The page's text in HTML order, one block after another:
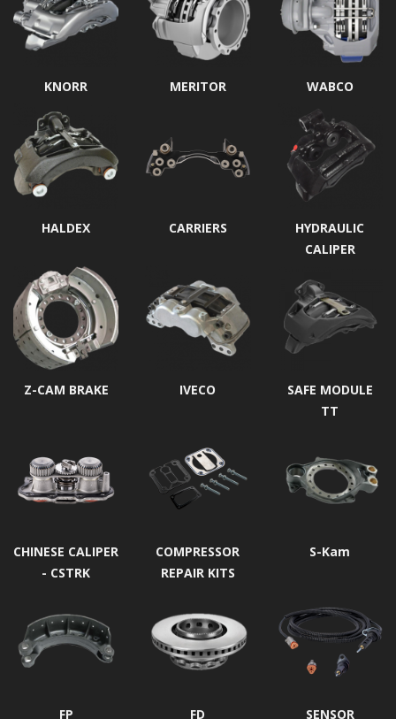
KNORR MERITOR WABCO
HALDEX CARRIERS
HYDRAULIC
CALIPER
Z-CAM BRAKE IVECO
SAFE MODULE
TT
CHINESE CALIPER
- CSTRK
COMPRESSOR
REPAIR KITS
S-Kam
FP FD SENSOR